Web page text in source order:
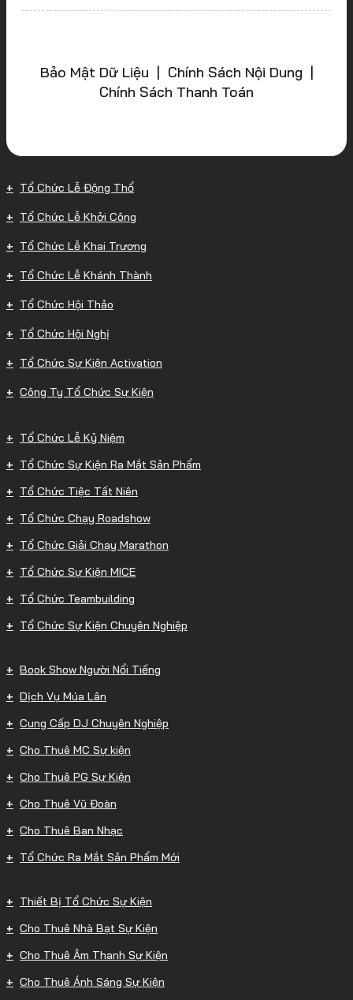
Bảo Mật Dữ Liệu | Chính Sách Nội Dung |
Chính Sách Thanh Toán
Tổ Chức Lễ Động Thổ
Tổ Chức Lễ Khởi Công
Tổ Chức Lễ Khai Trương
Tổ Chức Lễ Khánh Thành
Tổ Chức Hội Thảo
Tổ Chức Hội Nghị
Tổ Chức Sự Kiện Activation
Công Ty Tổ Chức Sự Kiện
Tổ Chức Lễ Kỷ Niệm
Tổ Chức Sự Kiện Ra Mắt Sản Phẩm
Tổ Chức Tiệc Tất Niên
Tổ Chức Chạy Roadshow
Tổ Chức Giải Chạy Marathon
Tổ Chức Sự Kiện MICE
Tổ Chức Teambuilding
Tổ Chức Sự Kiện Chuyên Nghiệp
Book Show Người Nổi Tiếng
Dịch Vụ Múa Lân
Cung Cấp DJ Chuyên Nghiệp
Cho Thuê MC Sự kiện
Cho Thuê PG Sự Kiện
Cho Thuê Vũ Đoàn
Cho Thuê Ban Nhạc
Tổ Chức Ra Mắt Sản Phẩm Mới
Thiết Bị Tổ Chức Sự Kiện
Cho Thuê Nhà Bạt Sự Kiện
Cho Thuê Âm Thanh Sự Kiện
Cho Thuê Ánh Sáng Sự Kiện